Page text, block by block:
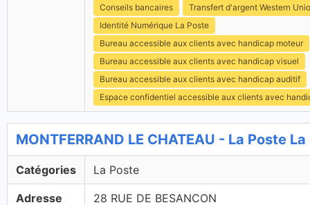
Conseils bancaires
Transfert d'argent Western
Identité Numérique La Poste
Bureau accessible aux clients avec handicap moteur
Bureau accessible aux clients avec handicap visuel
Bureau accessible aux clients avec handicap auditif
Espace confidentiel accessible aux clients avec
MONTFERRAND LE CHATEAU - La Poste
Catégories La Poste
Adresse
28 RUE DE BESANCON